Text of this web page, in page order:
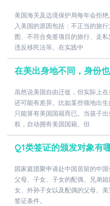
美国海关及边境保护局每年会拒
入美国的原因包括：不正当的旅
图、不符合免签项目的旅行、走
违反移民法等。在实践中
在美出身地不同，身份
虽然说美国自由迁徙，但实际上
还可能有差异。比如某些领地出
只能算有美国国籍而已。当孩子
权，自动拥有美国国籍。但
Q1类签证的颁发对象有
因家庭团聚申请赴中国居留的中
父母、子女、子女的配偶、兄弟
女、外孙子女以及配偶的父母。
签证条件。